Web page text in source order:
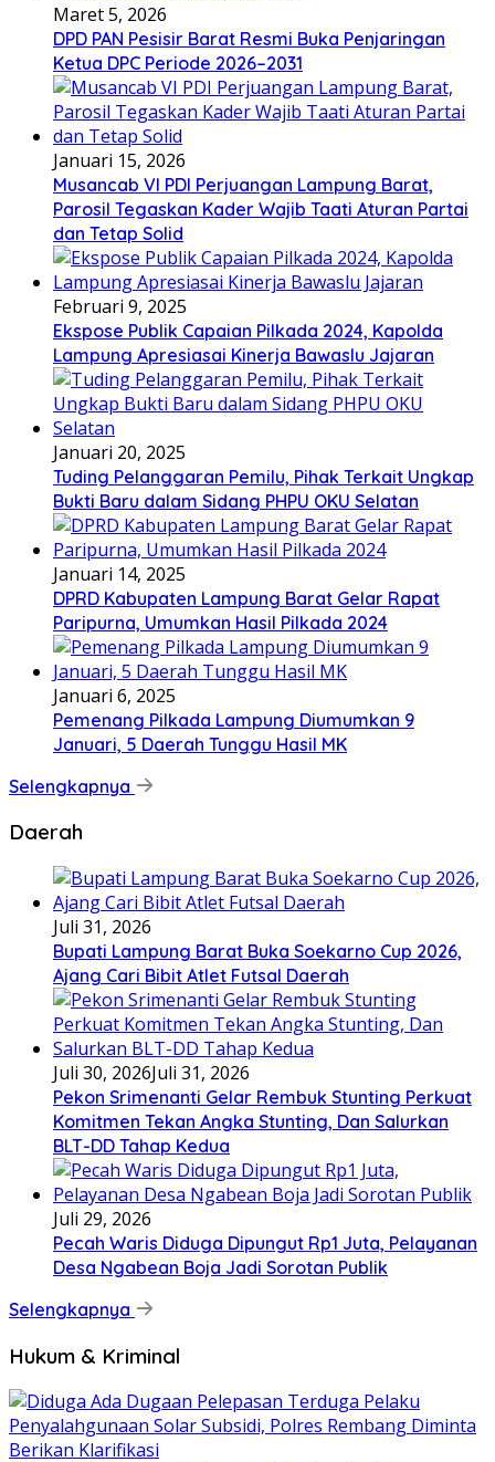
Maret 5, 2026
DPD PAN Pesisir Barat Resmi Buka Penjaringan
Ketua DPC Periode 2026–2031
Januari 15, 2026
Musancab VI PDI Perjuangan Lampung Barat,
Parosil Tegaskan Kader Wajib Taati Aturan Partai
dan Tetap Solid
Februari 9, 2025
Ekspose Publik Capaian Pilkada 2024, Kapolda
Lampung Apresiasai Kinerja Bawaslu Jajaran
Januari 20, 2025
Tuding Pelanggaran Pemilu, Pihak Terkait Ungkap
Bukti Baru dalam Sidang PHPU OKU Selatan
Januari 14, 2025
DPRD Kabupaten Lampung Barat Gelar Rapat
Paripurna, Umumkan Hasil Pilkada 2024
Januari 6, 2025
Pemenang Pilkada Lampung Diumumkan 9
Januari, 5 Daerah Tunggu Hasil MK
Selengkapnya
Daerah
Juli 31, 2026
Bupati Lampung Barat Buka Soekarno Cup 2026,
Ajang Cari Bibit Atlet Futsal Daerah
Juli 30, 2026Juli 31, 2026
Pekon Srimenanti Gelar Rembuk Stunting Perkuat
Komitmen Tekan Angka Stunting, Dan Salurkan
BLT-DD Tahap Kedua
Juli 29, 2026
Pecah Waris Diduga Dipungut Rp1 Juta, Pelayanan
Desa Ngabean Boja Jadi Sorotan Publik
Selengkapnya
Hukum & Kriminal